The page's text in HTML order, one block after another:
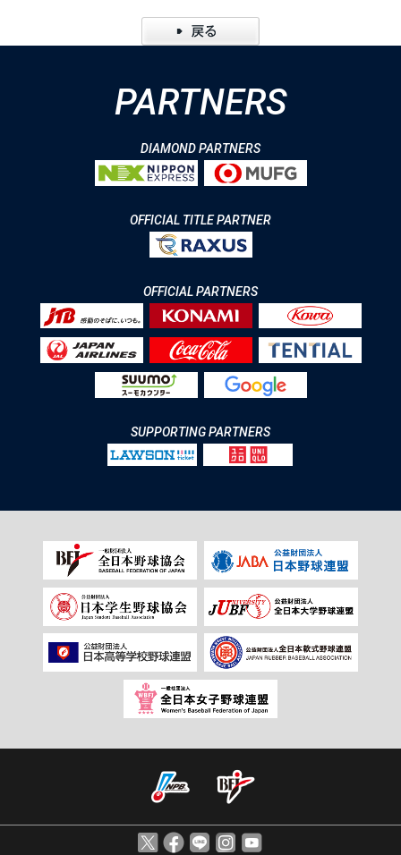
PARTNERS
DIAMOND PARTNERS
OFFICIAL TITLE PARTNER
OFFICIAL PARTNERS
SUPPORTING PARTNERS